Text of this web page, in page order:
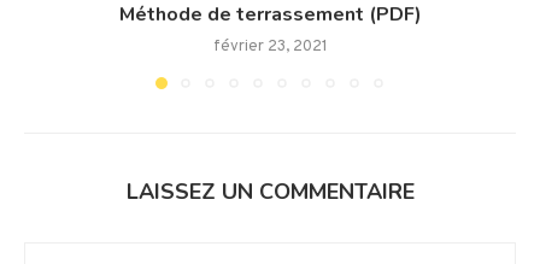
Méthode de terrassement (PDF)
février 23, 2021
LAISSEZ UN COMMENTAIRE